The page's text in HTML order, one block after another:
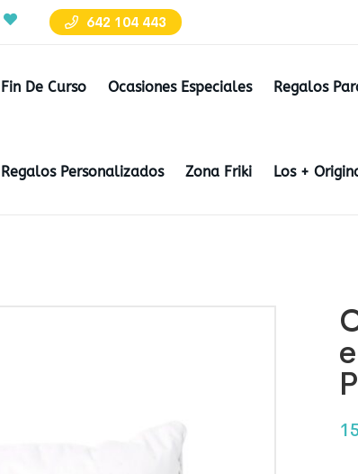
642 104 443
Fin De Curso Ocasiones Especiales Regalos
Regalos Personalizados Zona Friki Los +